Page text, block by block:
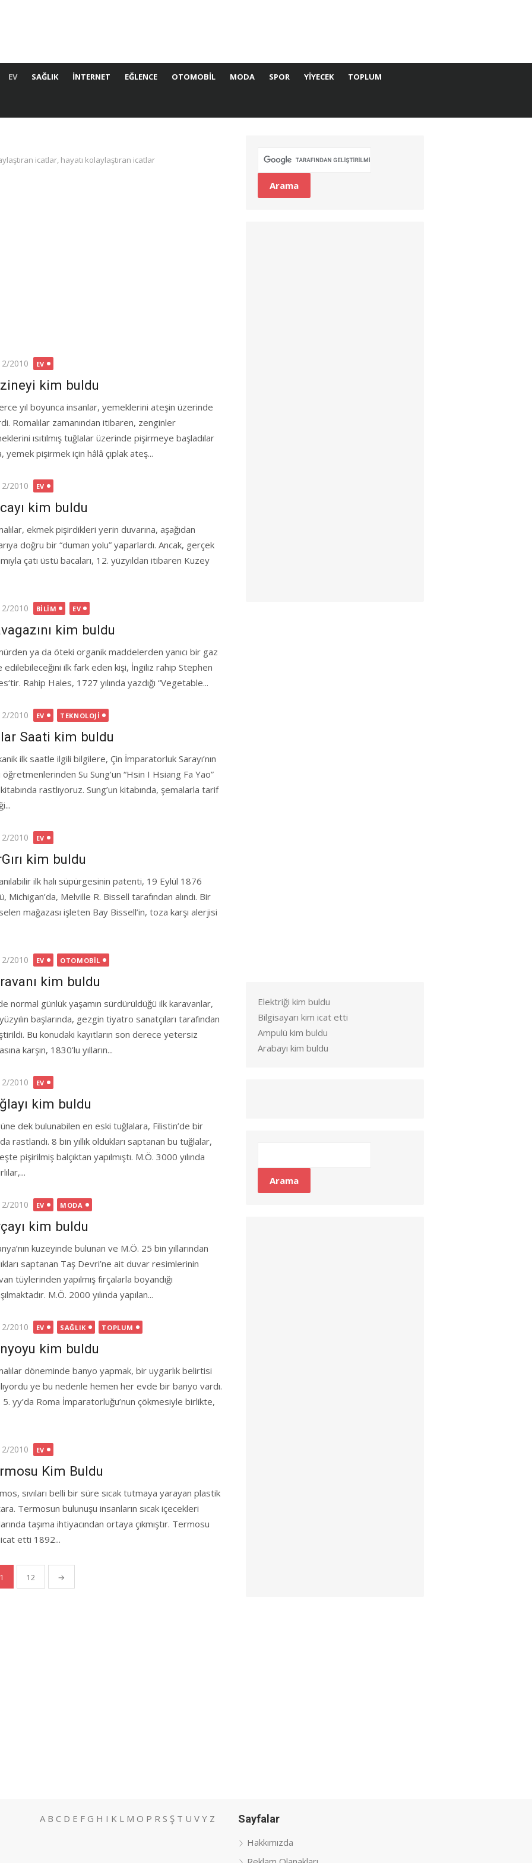
EV SAĞLIK İNTERNET EĞLENCE OTOMOBIL MODA SPOR YIYECEK TOPLUM
icatlar, hayatı kolaylaştıran icatlar
2010 EV
kim buldu
yıl boyunca insanlar, yemeklerini ateşin üzerinde
Romalılar zamanından itibaren, zenginler
ısıtılmış tuğlalar üzerinde pişirmeye başladılar
yemek pişirmek için hâlâ çıplak ateş...
2010 EV
kim buldu
ekmek pişirdikleri yerin duvarına, aşağıdan
doğru bir “duman yolu” yaparlardı. Ancak, gerçek
çatı üstü bacaları, 12. yüzyıldan itibaren Kuzey
2010 BILIM EV
kim buldu
ya da öteki organik maddelerden yanıcı bir gaz
edilebileceğini ilk fark eden kişi, İngiliz rahip Stephen
Rahip Hales, 1727 yılında yazdığı “Vegetable...
2010 EV TEKNOLOJI
Saati kim buldu
ilk saatle ilgili bilgilere, Çin İmparatorluk Sarayı’nın
öğretmenlerinden Su Sung’un “Hsin I Hsiang Fa Yao”
kitabında rastlıyoruz. Sung’un kitabında, şemalarla tarif
2010 EV
kim buldu
ilk halı süpürgesinin patenti, 19 Eylül 1876
Michigan’da, Melville R. Bissell tarafından alındı. Bir
mağazası işleten Bay Bissell’in, toza karşı alerjisi
2010 EV OTOMOBIL
kim buldu
normal günlük yaşamın sürdürüldüğü ilk karavanlar,
başlarında, gezgin tiyatro sanatçıları tarafından
Bu konudaki kayıtların son derece yetersiz
karşın, 1830’lu yılların...
2010 EV
kim buldu
dek bulunabilen en eski tuğlalara, Filistin’de bir
rastlandı. 8 bin yıllık oldukları saptanan bu tuğlalar,
pişirilmiş balçıktan yapılmıştı. M.Ö. 3000 yılında
2010 EV MODA
kim buldu
kuzeyinde bulunan ve M.Ö. 25 bin yıllarından
saptanan Taş Devri’ne ait duvar resimlerinin
tüylerinden yapılmış fırçalarla boyandığı
M.Ö. 2000 yılında yapılan...
2010 EV SAĞLIK TOPLUM
kim buldu
döneminde banyo yapmak, bir uygarlık belirtisi
ye bu nedenle hemen her evde bir banyo vardı.
5. yy’da Roma İmparatorluğu’nun çökmesiyle birlikte,
2010 EV
Kim Buldu
sıvıları belli bir süre sıcak tutmaya yarayan plastik
Termosun bulunuşu insanların sıcak içecekleri
taşıma ihtiyacından ortaya çıkmıştır. Termosu
etti 1892...
12 →
Elektriği kim buldu
Bilgisayarı kim icat etti
Ampulü kim buldu
Arabayı kim buldu
A B C D E F G H I K L M O P R S Ş T U V Y Z Sayfalar
Hakkımızda